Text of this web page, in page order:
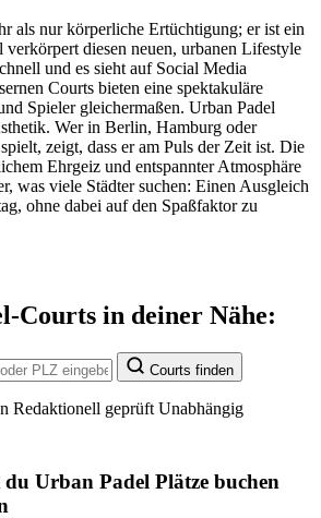
als nur körperliche Ertüchtigung; er ist ein
verkörpert diesen neuen, urbanen Lifestyle
und es sieht auf Social Media
Courts bieten eine spektakuläre
Spieler gleichermaßen. Urban Padel
Wer in Berlin, Hamburg oder
zeigt, dass er am Puls der Zeit ist. Die
Ehrgeiz und entspannter Atmosphäre
was viele Städter suchen: Einen Ausgleich
ohne dabei auf den Spaßfaktor zu
Courts in deiner Nähe:
Courts finden
Redaktionell geprüft Unabhängig
Urban Padel Plätze buchen